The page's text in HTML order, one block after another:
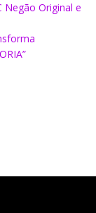
Negão Original e